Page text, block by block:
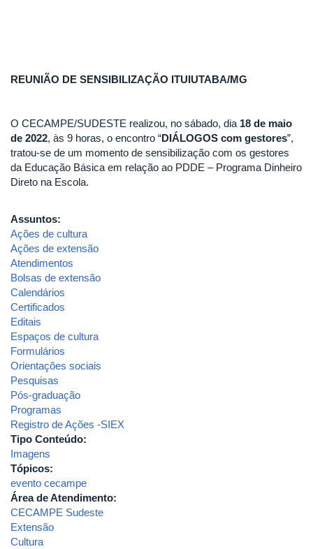
REUNIÃO DE SENSIBILIZAÇÃO ITUIUTABA/MG
O CECAMPE/SUDESTE realizou, no sábado, dia 18 de maio
de 2022, às 9 horas, o encontro “DIÁLOGOS com gestores”,
tratou-se de um momento de sensibilização com os gestores
da Educação Básica em relação ao PDDE – Programa Dinheiro
Direto na Escola.
Assuntos:
Ações de cultura
Ações de extensão
Atendimentos
Bolsas de extensão
Calendários
Certificados
Editais
Espaços de cultura
Formulários
Orientações sociais
Pesquisas
Pós-graduação
Programas
Registro de Ações -SIEX
Tipo Conteúdo:
Imagens
Tópicos:
evento cecampe
Área de Atendimento:
CECAMPE Sudeste
Extensão
Cultura